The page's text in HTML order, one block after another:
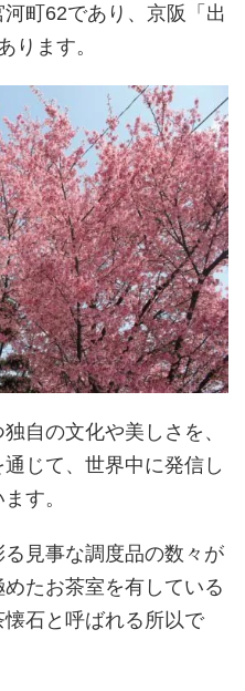
町62であり、京阪「出
ります。
自の文化や美しさを、
じて、世界中に発信し
す。
見事な調度品の数々が
たお茶室を有している
石と呼ばれる所以で